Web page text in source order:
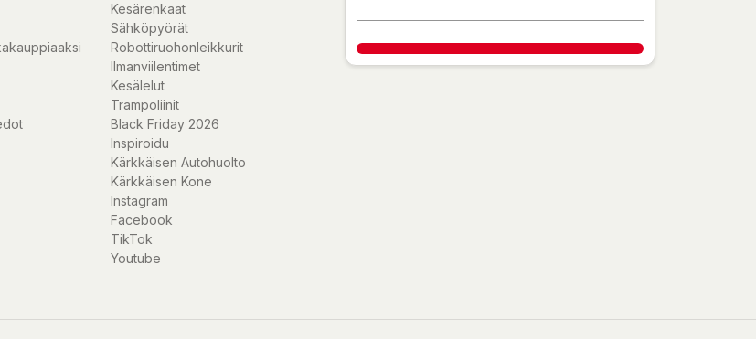
Kesärenkaat
Sähköpyörät
Robottiruohonleikkurit
Ilmanviilentimet
Kesälelut
Trampoliinit
Black Friday 2026
Inspiroidu
Kärkkäisen Autohuolto
Kärkkäisen Kone
Instagram
Facebook
TikTok
Youtube